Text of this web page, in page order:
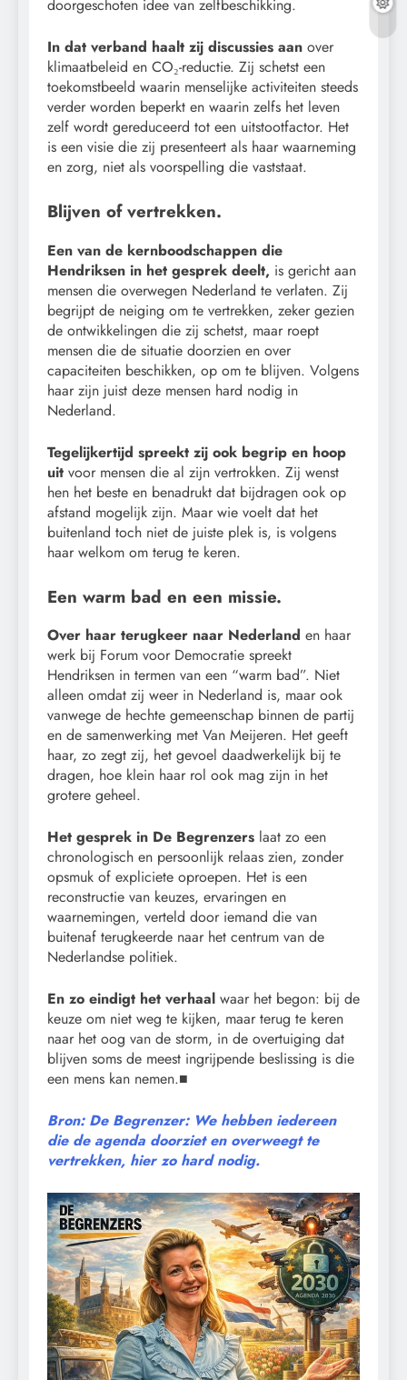
doorgeschoten idee van zelfbeschikking.
In dat verband haalt zij discussies aan over
klimaatbeleid en CO₂-reductie. Zij schetst een
toekomstbeeld waarin menselijke activiteiten steeds
verder worden beperkt en waarin zelfs het leven
zelf wordt gereduceerd tot een uitstootfactor. Het
is een visie die zij presenteert als haar waarneming
en zorg, niet als voorspelling die vaststaat.
Blijven of vertrekken.
Een van de kernboodschappen die
Hendriksen in het gesprek deelt, is gericht aan
mensen die overwegen Nederland te verlaten. Zij
begrijpt de neiging om te vertrekken, zeker gezien
de ontwikkelingen die zij schetst, maar roept
mensen die de situatie doorzien en over
capaciteiten beschikken, op om te blijven. Volgens
haar zijn juist deze mensen hard nodig in
Nederland.
Tegelijkertijd spreekt zij ook begrip en hoop
uit voor mensen die al zijn vertrokken. Zij wenst
hen het beste en benadrukt dat bijdragen ook op
afstand mogelijk zijn. Maar wie voelt dat het
buitenland toch niet de juiste plek is, is volgens
haar welkom om terug te keren.
Een warm bad en een missie.
Over haar terugkeer naar Nederland en haar
werk bij Forum voor Democratie spreekt
Hendriksen in termen van een “warm bad”. Niet
alleen omdat zij weer in Nederland is, maar ook
vanwege de hechte gemeenschap binnen de partij
en de samenwerking met Van Meijeren. Het geeft
haar, zo zegt zij, het gevoel daadwerkelijk bij te
dragen, hoe klein haar rol ook mag zijn in het
grotere geheel.
Het gesprek in De Begrenzers laat zo een
chronologisch en persoonlijk relaas zien, zonder
opsmuk of expliciete oproepen. Het is een
reconstructie van keuzes, ervaringen en
waarnemingen, verteld door iemand die van
buitenaf terugkeerde naar het centrum van de
Nederlandse politiek.
En zo eindigt het verhaal waar het begon: bij de
keuze om niet weg te kijken, maar terug te keren
naar het oog van de storm, in de overtuiging dat
blijven soms de meest ingrijpende beslissing is die
een mens kan nemen.■
Bron: De Begrenzer: We hebben iedereen
die de agenda doorziet en overweegt te
vertrekken, hier zo hard nodig.